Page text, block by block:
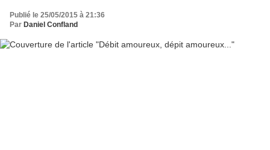
Publié le 25/05/2015 à 21:36
Par Daniel Confland